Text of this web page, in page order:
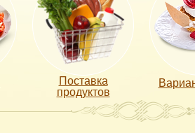
Поставка
продуктов